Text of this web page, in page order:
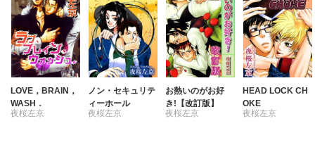
LOVE，BRAIN，
WASH．
夜桜左京
ノン・セキュリテ
ィーホール
夜桜左京
お熱いのがお好
き!【改訂版】
夜桜左京
HEAD LOCK CH
OKE
夜桜左京